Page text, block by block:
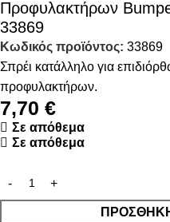
Προφυλακτήρων
33869
Κωδικός προϊόντος: 33869
Σπρέι κατάλληλο για
προφυλακτήρων.
7,70 €
Σε απόθεμα
Σε απόθεμα